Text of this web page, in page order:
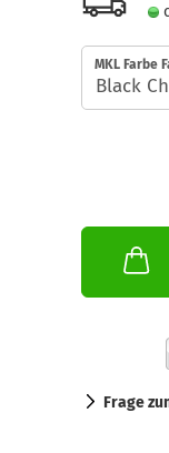
MKL Farbe
Frage